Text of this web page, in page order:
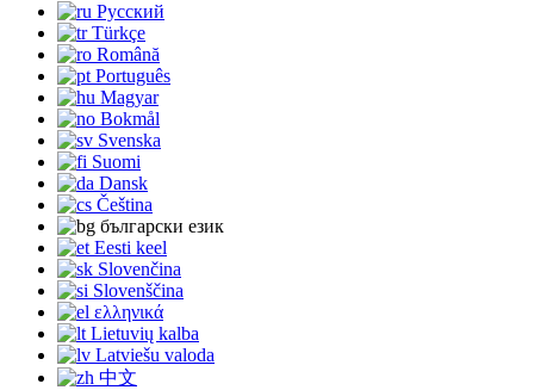
Русский
Türkçe
Română
Português
Magyar
Bokmål
Svenska
Suomi
Dansk
Čeština
български език
Eesti keel
Slovenčina
Slovenščina
ελληνικά
Lietuvių kalba
Latviešu valoda
中文